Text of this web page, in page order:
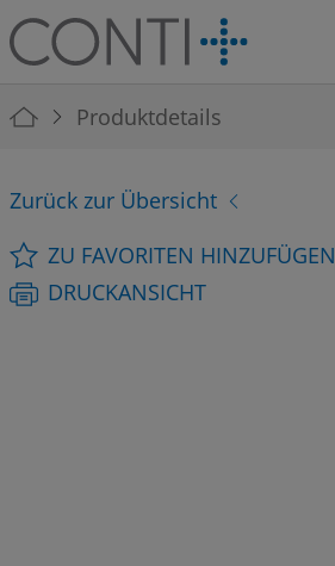
Skip to main navigation
Skip to main content
Skip to page footer
You are here:
Produktdetails
Zurück zur Übersicht
ZU FAVORITEN HINZUFÜGEN
DRUCKANSICHT